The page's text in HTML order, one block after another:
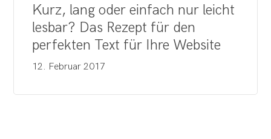
Kurz, lang oder einfach nur leicht
lesbar? Das Rezept für den
perfekten Text für Ihre Website
12. Februar 2017